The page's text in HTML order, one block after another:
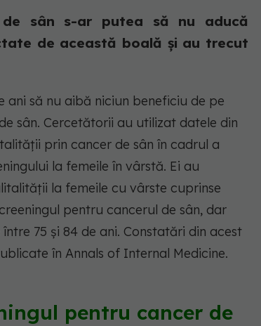
de sân s-ar putea să nu aducă
de această boală și au trecut
ani să nu aibă niciun beneficiu de pe
sân. Cercetătorii au utilizat datele din
prin cancer de sân în cadrul a
la femeile în vârstă. Ei au
la femeile cu vârste cuprinse
pentru cancerul de sân, dar
75 și 84 de ani. Constatări din acest
în Annals of Internal Medicine.
pentru cancer de